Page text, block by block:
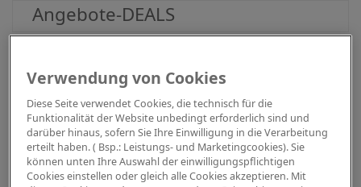
Angebote-DEALS
Verwendung von Cookies
Diese Seite verwendet Cookies, die technisch für die
Funktionalität der Website unbedingt erforderlich sind und
darüber hinaus, sofern Sie Ihre Einwilligung in die Verarbeitung
erteilt haben. ( Bsp.: Leistungs- und Marketingcookies). Sie
können unten Ihre Auswahl der einwilligungspflichtigen
Cookies einstellen oder gleich alle Cookies akzeptieren. Mit